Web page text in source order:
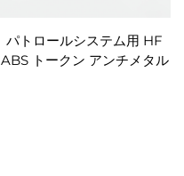
パトロールシステム用 HF
ABS トークン アンチメタル